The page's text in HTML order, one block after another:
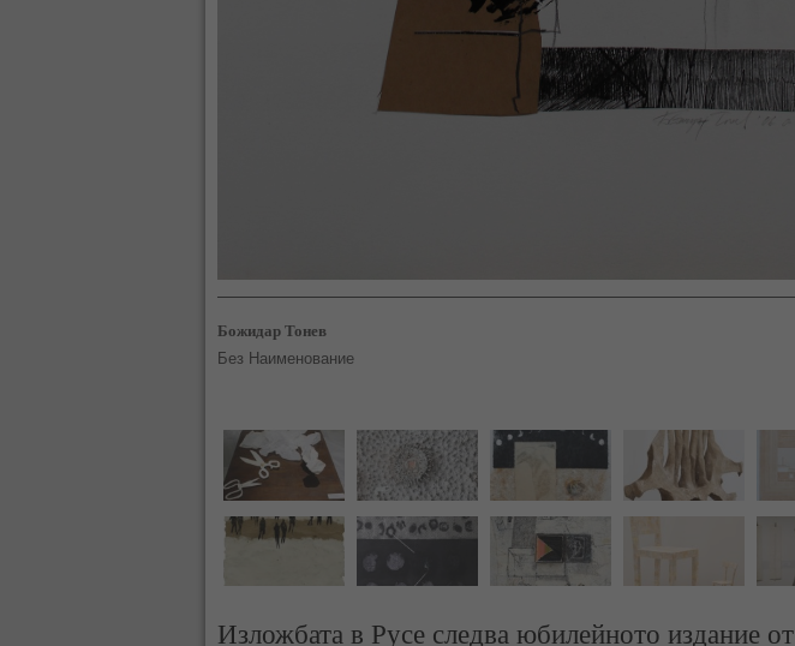
Божидар Тонев
Без Наименование
Изложбата в Русе следва юбилейното издание от